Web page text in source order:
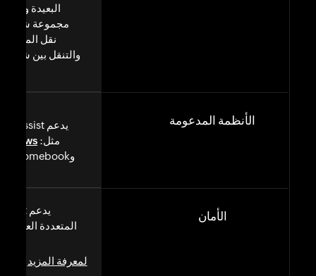
البعيدة
مجموعة شاملة
نقل
والتنقل بين
الأنظمة المدعومة
مثل:
وChromebook وiOS وAndroid.
الأمان
لمعرفة المزيد